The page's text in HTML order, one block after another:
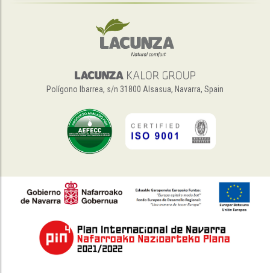
Polígono Ibarrea, s/n 31800 Alsasua, Navarra, Spain